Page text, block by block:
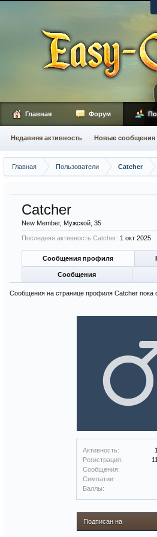
Главная Пользователи Catcher
Активность:
Регистрация:
Сообщения:
Симпатии:
Баллы:
Подписан на
Catcher
New Member, Мужской, 35
Последняя активность Catcher: 1 окт 2025
Сообщения профиля
Сообщения
Сообщения на странице профиля Catcher пока
Главная Форум
Недавняя активность Новые